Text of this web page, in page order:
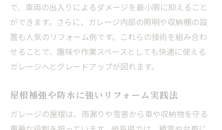
で、車両の出入りによるダメージを最小限に抑えること
ができます。さらに、ガレージ内部の照明や収納棚の設
置も人気のリフォーム例です。これらの技術を組み合わ
せることで、趣味や作業スペースとしても快適に使える
ガレージへとグレードアップが図れます。
屋根補強や防水に強いリフォーム実践法
ガレージの屋根は、雨漏りや雪害から車や収納物を守る